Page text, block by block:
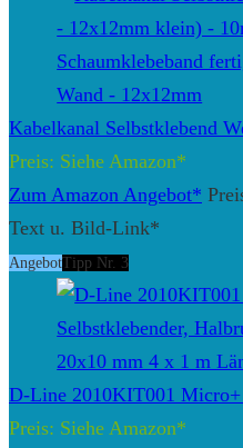
Kabelkanal Selbstklebend
Preis: Siehe Amazon*
Zum Amazon Angebot*
Text u. Bild-Link*
AngebotTipp Nr. 3
D-Line 2010KIT001 Micro+
Preis: Siehe Amazon*